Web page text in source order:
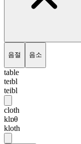
음절 음소
table
teɪbl
teibl
cloth
klɒθ
kloth